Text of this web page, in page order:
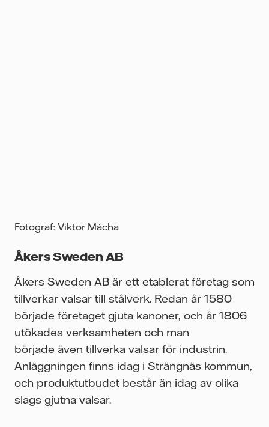
Fotograf: Viktor Mácha
Åkers Sweden AB
Åkers Sweden AB är ett etablerat företag som
tillverkar valsar till stålverk. Redan år 1580
började företaget gjuta kanoner, och år 1806
utökades verksamheten och man
började även tillverka valsar för industrin.
Anläggningen finns idag i Strängnäs kommun,
och produktutbudet består än idag av olika
slags gjutna valsar.